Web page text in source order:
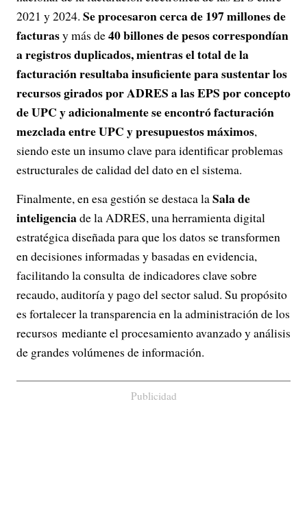
2021 y 2024. Se procesaron cerca de 197 millones de
facturasy más de40 billones de pesos correspondían
a registros duplicados, mientras el total de la
facturación resultaba insuficiente para sustentar los
recursos girados por ADRES a las EPS por concepto
de UPC y adicionalmente se encontró facturación
mezclada entre UPC y presupuestos máximos,
siendo este un insumo clave para identificar problemas
estructurales de calidad del dato en el sistema.
Finalmente, en esa gestión se destaca laSala de
inteligenciade la ADRES, una herramienta digital
estratégica diseñada para que los datos se transformen
en decisiones informadas y basadas en evidencia,
facilitando la consulta de indicadores clave sobre
recaudo, auditoría y pago del sector salud. Su propósito
es fortalecer la transparencia en la administración de los
recursos mediante el procesamiento avanzado y análisis
de grandes volúmenes de información.
Publicidad